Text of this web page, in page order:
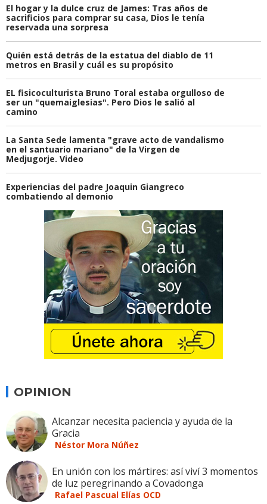
El hogar y la dulce cruz de James: Tras años de
sacrificios para comprar su casa, Dios le tenía
reservada una sorpresa
Quién está detrás de la estatua del diablo de 11
metros en Brasil y cuál es su propósito
EL fisicoculturista Bruno Toral estaba orgulloso de
ser un "quemaiglesias". Pero Dios le salió al
camino
La Santa Sede lamenta "grave acto de vandalismo
en el santuario mariano" de la Virgen de
Medjugorje. Video
Experiencias del padre Joaquin Giangreco
combatiendo al demonio
OPINION
Alcanzar necesita paciencia y ayuda de la
Gracia
Néstor Mora Núñez
En unión con los mártires: así viví 3 momentos
de luz peregrinando a Covadonga
Rafael Pascual Elías OCD